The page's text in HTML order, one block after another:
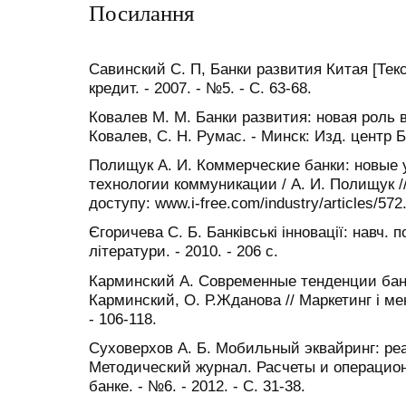
Посилання
Савинский С. П, Банки развития Китая
кредит. - 2007. - №5. - С. 63-68.
Ковалев М. М. Банки развития: новая роль
Ковалев, С. Н. Румас. - Минск: Изд. центр
Полищук А. И. Коммерческие банки: новые
технологии коммуникации / А. И. Полищук
доступу: www.i-free.com/industry/articles/572.
Єгоричева С. Б. Банківські інновації: навч.
літератури. - 2010. - 206 с.
Карминский А. Современные тенденции
Карминский, О. Р.Жданова // Маркетинг і
- 106-118.
Суховерхов А. Б. Мобильный эквайринг:
Методический журнал. Расчеты и
банке. - №6. - 2012. - С. 31-38.